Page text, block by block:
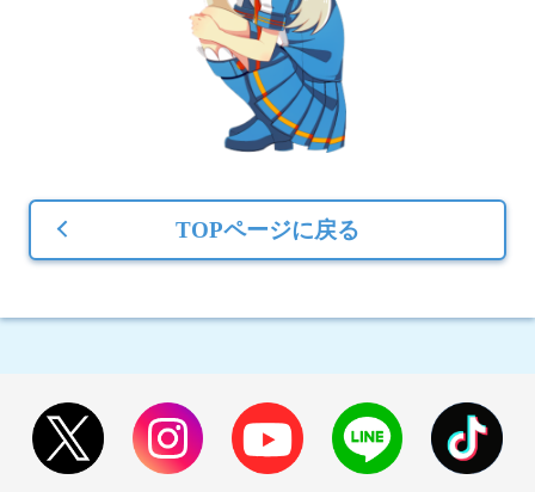
TOPページに戻る